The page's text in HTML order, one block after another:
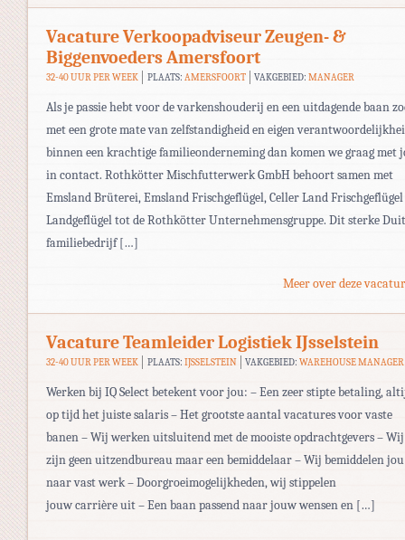
Vacature Verkoopadviseur Zeugen- &
Biggenvoeders Amersfoort
32-40 UUR PER WEEK PLAATS: AMERSFOORT VAKGEBIED:MANAGER
Als je passie hebt voor de varkenshouderij en een uitdagende baan
met een grote mate van zelfstandigheid en eigen
binnen een krachtige familieonderneming dan komen we graag met
in contact. Rothkötter Mischfutterwerk GmbH behoort samen met
Emsland Brüterei, Emsland Frischgeflügel, Celler Land
Landgeflügel tot de Rothkötter Unternehmensgruppe. Dit sterke
familiebedrijf […]
Meer over deze
Vacature Teamleider Logistiek IJsselstein
32-40 UUR PER WEEK PLAATS: IJSSELSTEIN VAKGEBIED:WAREHOUSE MANAGER
Werken bij IQ Select betekent voor jou: – Een zeer stipte betaling,
op tijd het juiste salaris – Het grootste aantal vacatures voor vaste
banen – Wij werken uitsluitend met de mooiste opdrachtgevers – Wij
zijn geen uitzendbureau maar een bemiddelaar – Wij bemiddelen jou
naar vast werk – Doorgroeimogelijkheden, wij stippelen
jouw carrière uit – Een baan passend naar jouw wensen en […]